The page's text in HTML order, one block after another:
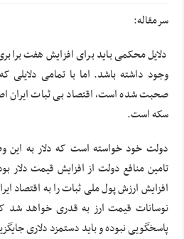
سرمقاله:
دلایل محکمی باید برای افزایش هفت
وجود داشته باشد. اما با تمامی دلایلی
صحبت شده است، اقتصاد بی ثبات ایران
سکه است.
دولت خود خواسته است که دلار به
تامین منافع دولت از افزایش قیمت دلار
افزایش ارزش پول ملی ثبات را به اقتصاد
نوسانات قیمت ارز به قدری خواهد شد
پاسخگویی نبوده و باید دستمزد دلاری